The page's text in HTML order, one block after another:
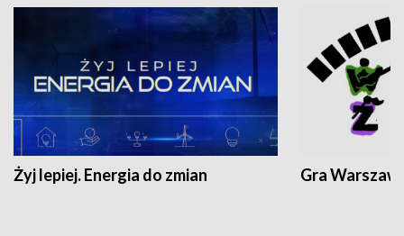
Żyj lepiej. Energia do zmian Gra